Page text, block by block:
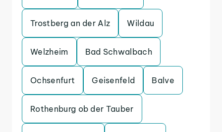
Trostberg an der Alz Wildau
Welzheim Bad Schwalbach
Ochsenfurt Geisenfeld Balve
Rothenburg ob der Tauber